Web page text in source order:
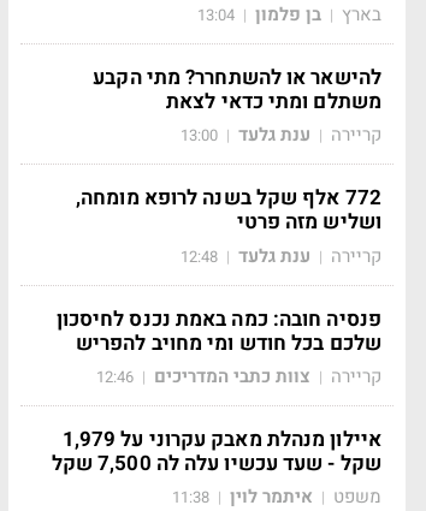
בארץ | בן פלמון |
13:04
להישאר או להשתחרר? מתי הקבע
משתלם ומתי כדאי לצאת
קריירה | ענת גלעד |
13:00
772 אלף שקל בשנה לרופא מומחה,
ושליש מזה פרטי
קריירה | ענת גלעד |
12:48
פנסיה חובה: כמה באמת נכנס לחיסכון
שלכם בכל חודש ומי מחויב להפריש
קריירה | צוות כתבי המדריכים |
12:46
איילון מנהלת מאבק עקרוני על 1,979
שקל - שעד עכשיו עלה לה 7,500 שקל
משפט | איתמר לוין |
11:38